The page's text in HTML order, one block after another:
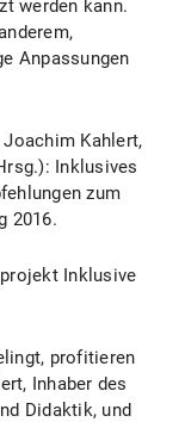
werden kann.
Anpassungen
Kahlert,
Inklusives
zum
2016.
Inklusive
profitieren
Inhaber des
Didaktik, und